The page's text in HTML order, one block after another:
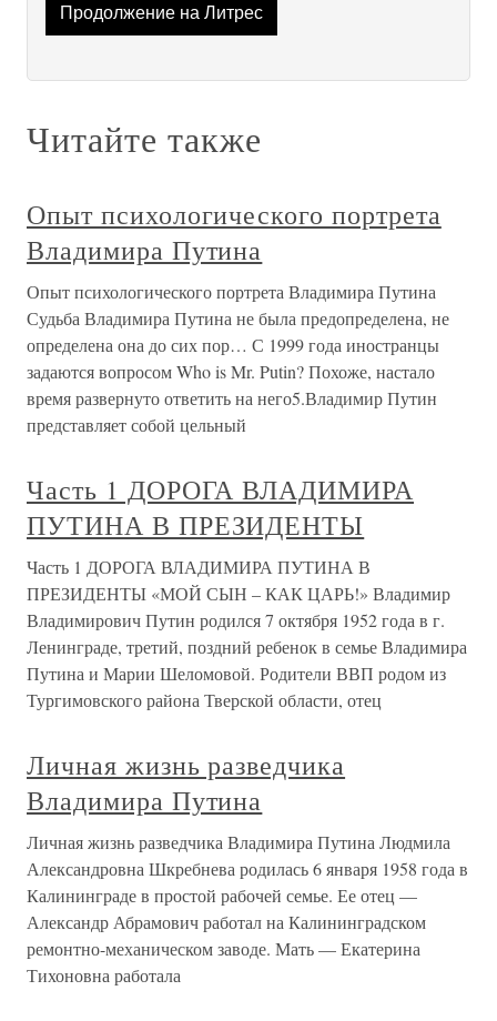
Продолжение на Литрес
Читайте также
Опыт психологического портрета
Владимира Путина
Опыт психологического портрета Владимира Путина
Судьба Владимира Путина не была предопределена, не
определена она до сих пор… С 1999 года иностранцы
задаются вопросом Who is Mr. Putin? Похоже, настало
время развернуто ответить на него5.Владимир Путин
представляет собой цельный
Часть 1 ДОРОГА ВЛАДИМИРА
ПУТИНА В ПРЕЗИДЕНТЫ
Часть 1 ДОРОГА ВЛАДИМИРА ПУТИНА В
ПРЕЗИДЕНТЫ «МОЙ СЫН – КАК ЦАРЬ!» Владимир
Владимирович Путин родился 7 октября 1952 года в г.
Ленинграде, третий, поздний ребенок в семье Владимира
Путина и Марии Шеломовой. Родители ВВП родом из
Тургимовского района Тверской области, отец
Личная жизнь разведчика
Владимира Путина
Личная жизнь разведчика Владимира Путина Людмила
Александровна Шкребнева родилась 6 января 1958 года в
Калининграде в простой рабочей семье. Ее отец —
Александр Абрамович работал на Калининградском
ремонтно-механическом заводе. Мать — Екатерина
Тихоновна работала